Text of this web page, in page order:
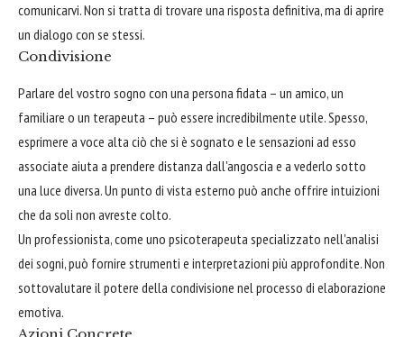
comunicarvi. Non si tratta di trovare una risposta definitiva, ma di aprire
un dialogo con se stessi.
Condivisione
Parlare del vostro sogno con una persona fidata – un amico, un
familiare o un terapeuta – può essere incredibilmente utile. Spesso,
esprimere a voce alta ciò che si è sognato e le sensazioni ad esso
associate aiuta a prendere distanza dall'angoscia e a vederlo sotto
una luce diversa. Un punto di vista esterno può anche offrire intuizioni
che da soli non avreste colto.
Un professionista, come uno psicoterapeuta specializzato nell'analisi
dei sogni, può fornire strumenti e interpretazioni più approfondite. Non
sottovalutare il potere della condivisione nel processo di elaborazione
emotiva.